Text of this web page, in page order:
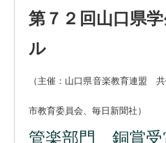
第７２回山口県
ル
（主催：山口県音楽教育連盟
市教育委員会、毎日新聞社）
管楽部門 銅賞受